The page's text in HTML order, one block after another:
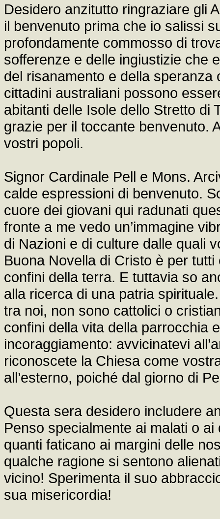
Desidero anzitutto ringraziare gli
il benvenuto prima che io salissi
profondamente commosso di
sofferenze e delle ingiustizie che
del risanamento e della
cittadini australiani possono
abitanti delle Isole dello Stretto di
grazie per il toccante benvenuto.
vostri popoli.
Signor Cardinale Pell e Mons.
calde espressioni di benvenuto.
cuore dei giovani qui radunati
fronte a me vedo un’immagine
di Nazioni e di culture dalle quali
Buona Novella di Cristo è per
confini della terra. E tuttavia so
alla ricerca di una patria
tra noi, non sono cattolici o
confini della vita della parrocchia
incoraggiamento: avvicinatevi
riconoscete la Chiesa come
all’esterno, poiché dal giorno di
Questa sera desidero includere
Penso specialmente ai malati o
quanti faticano ai margini delle
qualche ragione si sentono
vicino! Sperimenta il suo
sua misericordia!